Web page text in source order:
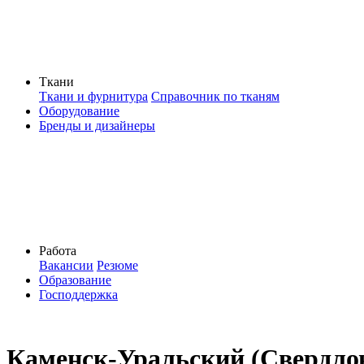
Ткани
Ткани и фурнитура Справочник по тканям
Оборудование
Бренды и дизайнеры
Работа
Вакансии Резюме
Образование
Господдержка